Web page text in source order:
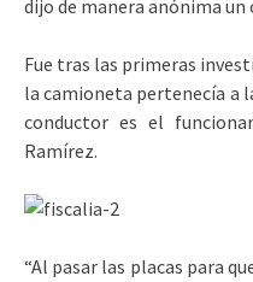
dijo de manera anónima
Fue tras las primeras
la camioneta pertenecía a
conductor es el
Ramírez.
“Al pasar las placas para